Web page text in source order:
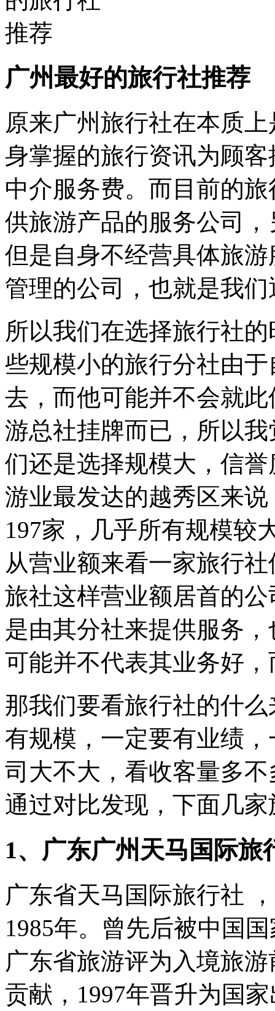
广州最好的旅行社推荐
原来广州旅行社在本质
身掌握的旅行资讯为顾
中介服务费。而目前的
供旅游产品的服务公司
但是自身不经营具体旅
管理的公司，也就是我
所以我们在选择旅行社
些规模小的旅行分社由
去，而他可能并不会就
游总社挂牌而已，所以
们还是选择规模大，信
游业最发达的越秀区来
197家，几乎所有规模较
从营业额来看一家旅行
旅社这样营业额居首的
是由其分社来提供服务
可能并不代表其业务好
那我们要看旅行社的什
有规模，一定要有业绩
司大不大，看收客量多
通过对比发现，下面几
1、广东广州天马国际旅
广东省天马国际旅行社
1985年。曾先后被中国
广东省旅游评为入境旅
贡献，1997年晋升为国